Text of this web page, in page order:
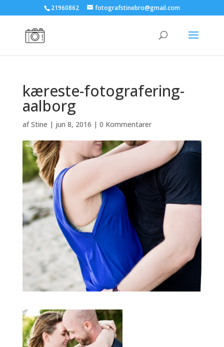
21960862 fotografstinebro@gmail.com
kæreste-fotografering-
aalborg
afStine | jun 8, 2016 | 0 Kommentarer